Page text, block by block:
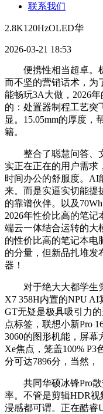
联系我们
2.8K120HzOLED华
2026-03-21 18:53
便携性相当超卓。机
而不坚的营销话术，为
能畅玩3A大做，2026
的：处置器制程工艺突
显。15.05mm的厚度，
籍。
整合了聪慧问答、
实正在正在的用户需求
时间办公的舒服度。AI
来。而是实逼实切能提
的靠谱伙伴。以及
2026年性价比高的笔
端云一体结合运转的大
的性价比高的笔记本电
的分量，但新品扎堆发
器！
对于绝大大都学生党
X7 358H内置的NPU AI
GT无疑是极具吸引力
点标签，联想小新Pro
3060的图形机能，屏幕
Xe焦点，笼盖100% P3
分可达7896分，当然，
共同华硕冰锋Pro散
率。不管是剪辑HDR视
浸感都可谓。正在酷睿